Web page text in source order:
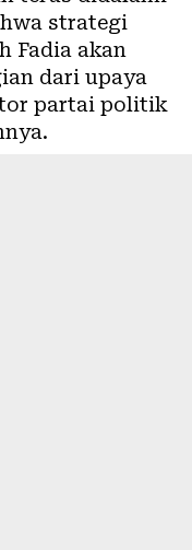
strategi
Fadia akan
dari upaya
partai politik